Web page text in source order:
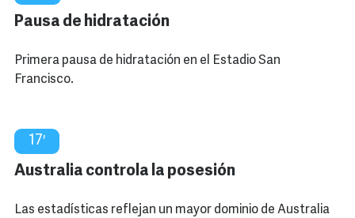
Pausa de hidratación
Primera pausa de hidratación en el Estadio San
Francisco.
17′
Australia controla la posesión
Las estadísticas reflejan un mayor dominio de Australia